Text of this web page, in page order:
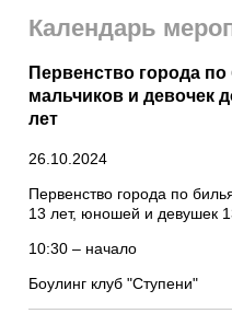
Календарь
Первенство города
мальчиков и девочек
лет
26.10.2024
Первенство города по
13 лет, юношей и девушек
10:30 – начало
Боулинг клуб "Ступени"